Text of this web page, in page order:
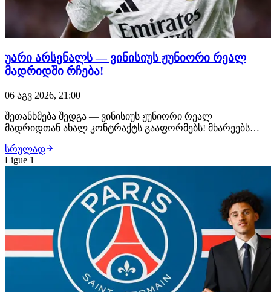
უარი არსენალს — ვინისიუს ჟუნიორი რეალ
მადრიდში რჩება!
06 აგვ 2026, 21:00
შეთანხმება შედგა — ვინისიუს ჟუნიორი რეალ
მადრიდთან ახალ კონტრაქტს გააფორმებს! მხარეებს
ფეხბურთელი უახლოეს საათებში ახალ, 6-წლიან
ხელშეკრულებას მოაწერს ხელს. მიუხედავად იმისა, რომ
არსენალი ვინისიუსს საკმაოდ სოლიდურ კონტრაქტს
სრულად
Ligue 1